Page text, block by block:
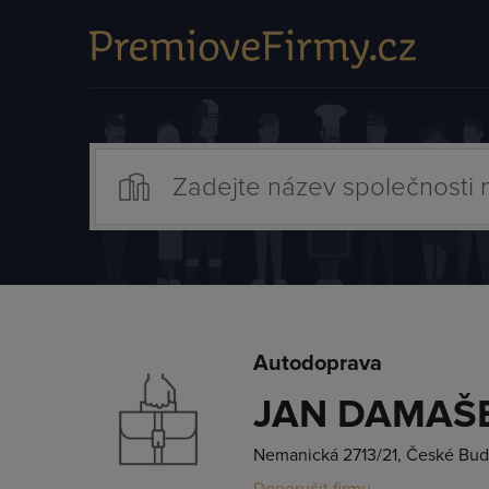
Autodoprava
JAN
Nemanická 2713/21, České